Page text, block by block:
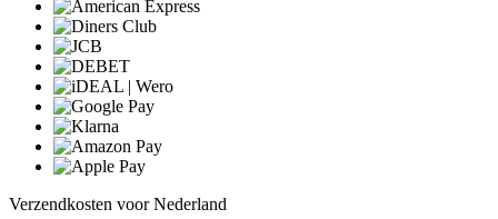
Verzendkosten voor Nederland